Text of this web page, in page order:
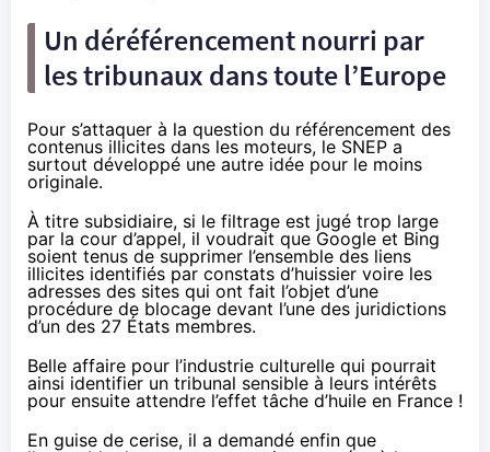
Un déréférencement nourri par
les tribunaux dans toute l’Europe
Pour s’attaquer à la question du référencement des
contenus illicites dans les moteurs, le SNEP a
surtout développé une autre idée pour le moins
originale.
À titre subsidiaire, si le filtrage est jugé trop large
par la cour d’appel, il voudrait que Google et Bing
soient tenus de supprimer l’ensemble des liens
illicites identifiés par constats d’huissier voire les
adresses des sites qui ont fait l’objet d’une
procédure de blocage devant l’une des juridictions
d’un des 27 États membres.
Belle affaire pour l’industrie culturelle qui pourrait
ainsi identifier un tribunal sensible à leurs intérêts
pour ensuite attendre l’effet tâche d’huile en France !
En guise de cerise, il a demandé enfin que